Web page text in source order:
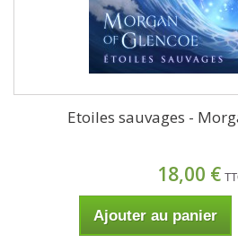
Etoiles sauvages -
18,00 €
Ajouter au panier